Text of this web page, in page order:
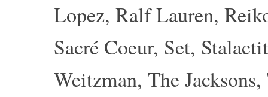
Lopez, Ralf Lauren,
Sacré Coeur, Set,
Weitzman, The Jacksons,